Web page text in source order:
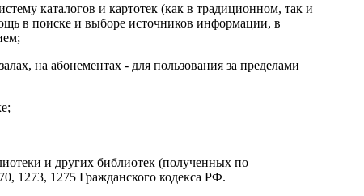
каталогов и картотек (как в традиционном, так и
в поиске и выборе источников информации, в
на абонементах - для пользования за пределами
и других библиотек (полученных по
1273, 1275 Гражданского кодекса РФ.